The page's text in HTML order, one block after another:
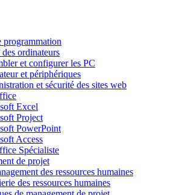
programmation
ordinateurs
et configurer les PC
et périphériques
et sécurité des sites web
Excel
Project
PowerPoint
Access
Spécialiste
de projet
des ressources humaines
des ressources humaines